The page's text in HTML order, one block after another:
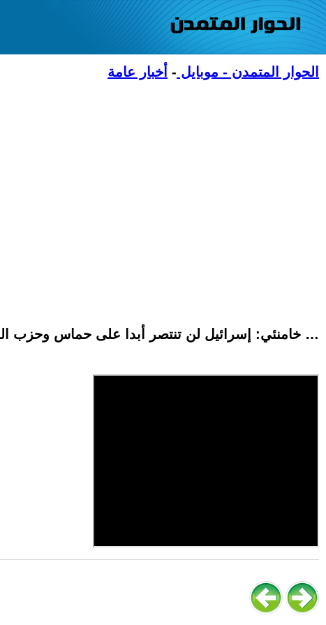
الحوار المتمدن - موبايل - أخبار عامة
خامنئي: إسرائيل لن تنتصر أبدا على حماس وحزب الله ولا تراجع للمقاومة مهما اغتالوا من رجالاتها …